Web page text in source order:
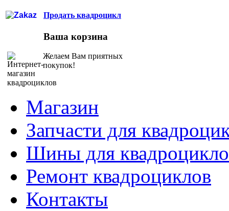
Продать квадроцикл
Ваша корзина
Желаем Вам приятных
покупок!
Магазин
Запчасти для
Шины для
Ремонт квадроциклов
Контакты